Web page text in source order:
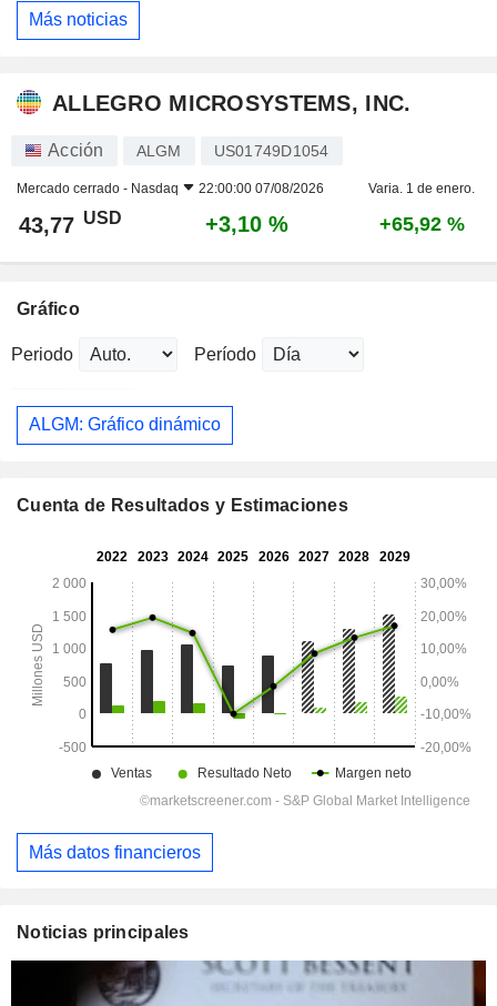
Más noticias
ALLEGRO MICROSYSTEMS, INC.
Acción ALGM US01749D1054
Mercado cerrado - Nasdaq 22:00:00 07/08/2026 Varia. 1 de enero.
43,77 USD +3,10 % +65,92 %
Gráfico
Periodo Período
ALGM: Gráfico dinámico
Cuenta de Resultados y Estimaciones
Más datos financieros
Noticias principales